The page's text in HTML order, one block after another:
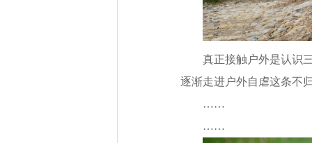
真正接触户外是认识
逐渐走进户外自虐这条不
……
……